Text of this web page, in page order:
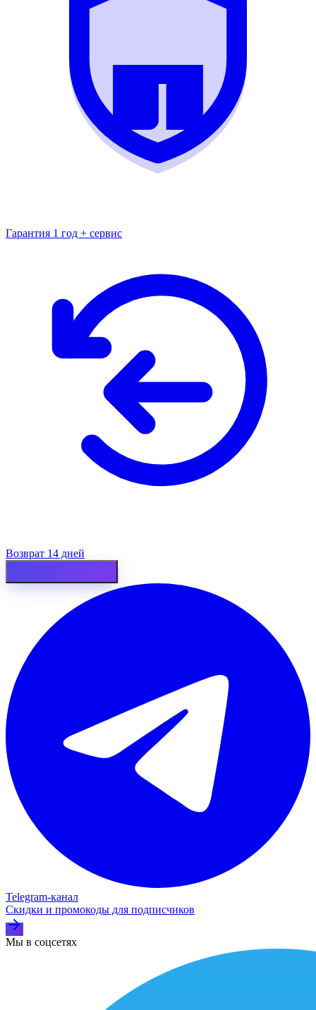
Гарантия 1 год + сервис
Возврат 14 дней
Telegram‑канал
Скидки и промокоды для подписчиков
Мы в соцсетях